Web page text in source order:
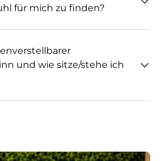
für mich zu finden?
und wie sitze/stehe ich